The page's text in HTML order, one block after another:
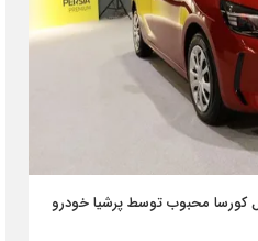
کورسا محبوب توسط پرشیا خودرو